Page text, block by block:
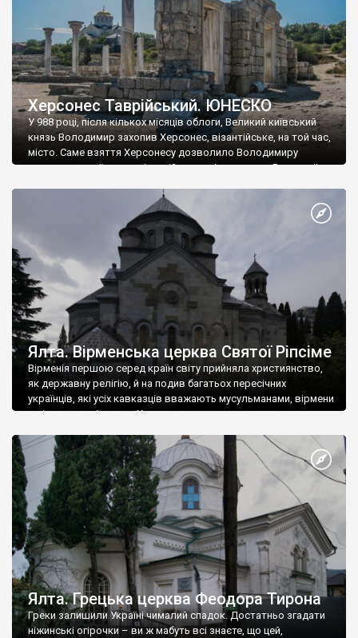
Херсонес Таврійський. ЮНЕСКО
У 988 році, після кількох місяців облоги, Великий київський
князь Володимир захопив Херсонес, візантійське, на той час,
місто. Саме взяття Херсонесу дозволило Володимиру
диктувати свої умови візантійському імператору Василю ІІ, та
Херсонесі Володимир-язичник, став Василем-християнином.
А потім було Хрещення Русі. На честь Херсонесу Таврійського
Ялта. Вірменська церква Святої Ріпсіме
Вірменія першою серед країн світу прийняла християнство,
як державну релігію, й на подив багатьох пересічних
українців, які усіх кавказців вважають мусульманами, вірмени
є відданими вірянами Христа
Ялта. Грецька церква Феодора Тирона
Греки залишили Україні чималий спадок. Достатньо згадати
ніжинські огірочки – ви ж мабуть всі знаєте, що цей,